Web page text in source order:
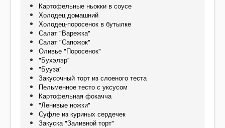
Картофельные ньокки в соусе
Холодец домашний
Холодец-поросенок в бутылке
Салат "Варежка"
Салат "Сапожок"
Оливье "Поросенок"
"Бухэлэр"
"Бууза"
Закусочный торт из слоеного теста
Пельменное тесто с уксусом
Картофельная фокачча
"Ленивые ножки"
Суфле из куриных сердечек
Закуска "Заливной торт"